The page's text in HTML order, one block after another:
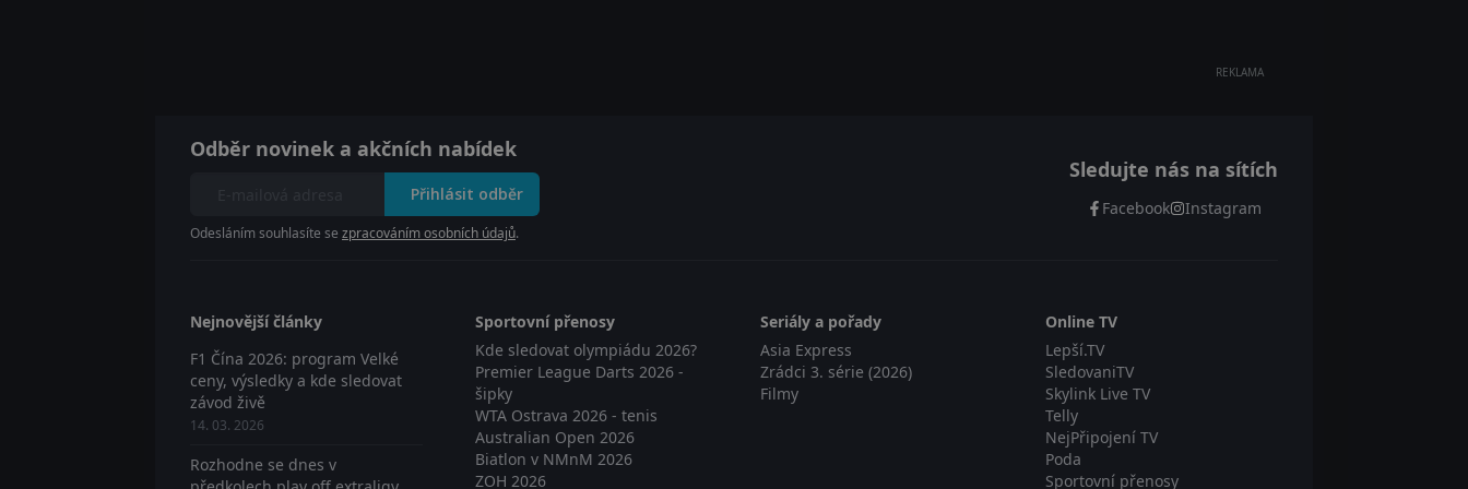
REKLAMA
Odběr novinek a akčních nabídek
Přihlásit odběr
Odesláním souhlasíte se zpracováním osobních údajů.
Sledujte nás na sítích
Facebook Instagram
Nejnovější články
F1 Čína 2026: program Velké
ceny, výsledky a kde sledovat
závod živě
14. 03. 2026
Rozhodne se dnes v
Sportovní přenosy
Kde sledovat olympiádu 2026?
Premier League Darts 2026 -
šipky
WTA Ostrava 2026 - tenis
Australian Open 2026
Biatlon v NMnM 2026
ZOH 2026
Seriály a pořady
Asia Express
Zrádci 3. série (2026)
Filmy
Online TV
Lepší.TV
SledovaniTV
Skylink Live TV
Telly
NejPřipojení TV
Poda
Sportovní přenosy